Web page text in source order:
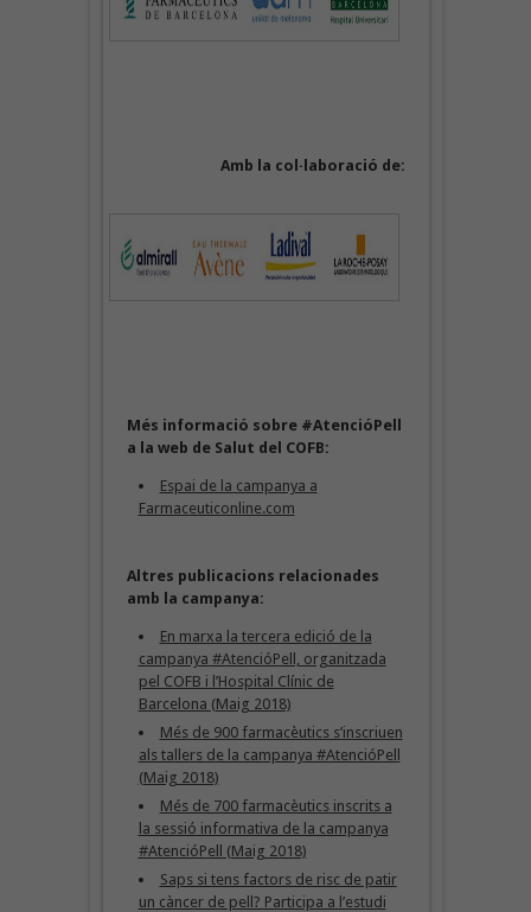
Amb la col·laboració de:
Més informació sobre #AtencióPell
a la web de Salut del COFB:
Espai de la campanya a
Farmaceuticonline.com
Altres publicacions relacionades
amb la campanya:
En marxa la tercera edició de la
campanya #AtencióPell, organitzada
pel COFB i l’Hospital Clínic de
Barcelona (Maig 2018)
Més de 900 farmacèutics s’inscriuen
als tallers de la campanya #AtencióPell
(Maig 2018)
Més de 700 farmacèutics inscrits a
la sessió informativa de la campanya
#AtencióPell (Maig 2018)
Saps si tens factors de risc de patir
un càncer de pell? Participa a l’estudi